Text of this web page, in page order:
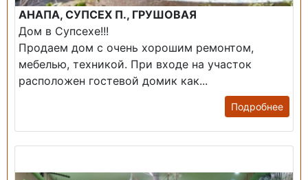
АНАПА, СУПСЕХ П., ГРУШОВАЯ
Дом в Супсехе!!!
Продаем дом с очень хорошим ремонтом,
мебелью, техникой. При входе на участок
расположен гостевой домик как...
Подробнее